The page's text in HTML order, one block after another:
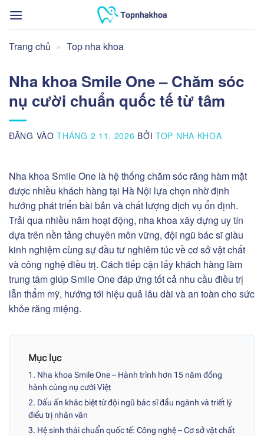
qua
dung
Trang chủ » Top nha khoa
Nha khoa Smile One – Chăm sóc
nụ cười chuẩn quốc tế từ tâm
ĐĂNG VÀOTHÁNG 2 11, 2026 BỞITOP NHA KHOA
Nha khoa Smile One là hệ thống chăm sóc răng hàm mặt
được nhiều khách hàng tại Hà Nội lựa chọn nhờ định
hướng phát triển bài bản và chất lượng dịch vụ ổn định.
Trải qua nhiều năm hoạt động, nha khoa xây dựng uy tín
dựa trên nền tảng chuyên môn vững, đội ngũ bác sĩ giàu
kinh nghiệm cùng sự đầu tư nghiêm túc về cơ sở vật chất
và công nghệ điều trị. Cách tiếp cận lấy khách hàng làm
trung tâm giúp Smile One đáp ứng tốt cả nhu cầu điều trị
lẫn thẩm mỹ, hướng tới hiệu quả lâu dài và an toàn cho sức
khỏe răng miệng.
Mục lục
1. Nha khoa Smile One – Hành trình hơn 15 năm đồng
hành cùng nụ cười Việt
2. Dấu ấn khác biệt từ đội ngũ bác sĩ đầu ngành và triết lý
điều trị nhân văn
3. Hệ sinh thái chuẩn quốc tế: Công nghệ – Cơ sở vật chất